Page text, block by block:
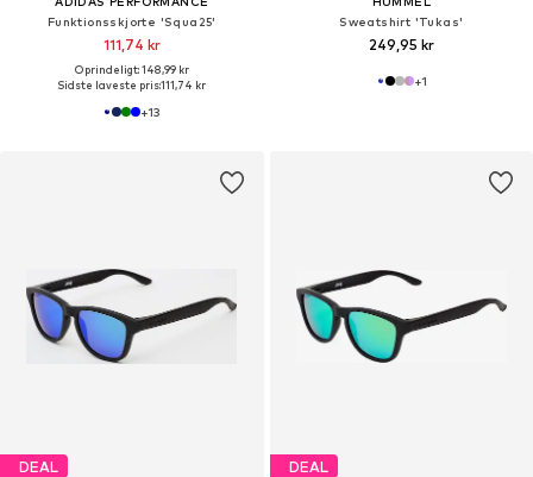
Funktionsskjorte 'Squa25'
111,74 kr
Oprindeligt: 148,99 kr
Sidste laveste pris:111,74 kr
+13
Sweatshirt 'Tukas'
249,95 kr
+1
DEAL DEAL